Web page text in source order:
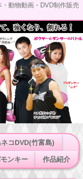
動物動画・DVD制作販売
コDVD(竹富島)
ンキー 作品紹介